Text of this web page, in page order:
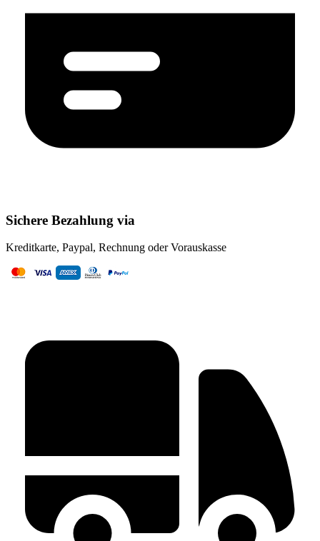
Sichere Bezahlung via
Kreditkarte, Paypal, Rechnung oder Vorauskasse